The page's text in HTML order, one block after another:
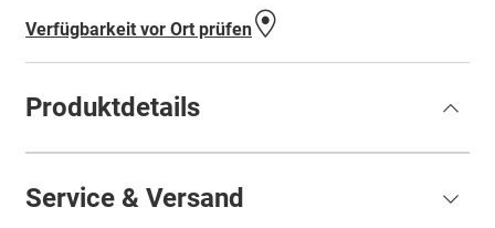
Verfügbarkeit vor Ort prüfen
Produktdetails
Service & Versand